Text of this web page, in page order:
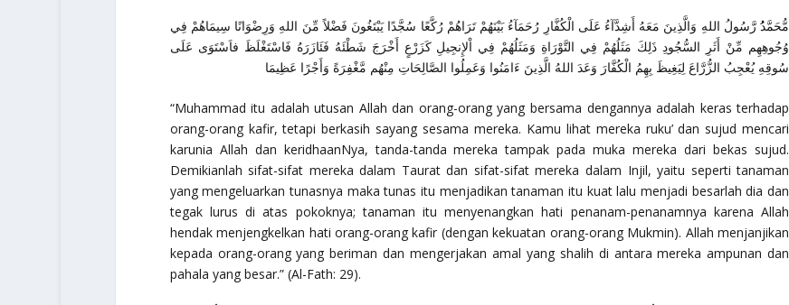
مُّحَمَّدُُ رَّسُولُ اللهِ وَالَّذِينَ مَعَهُ أَشِدَّآءُ عَلَى الْكُفَّارِ رُحَمَآءُ بَيْنَهُمْ تَرَاهُمْ رُكَّعًا سُجَّدًا يَبْتَغُونَ فَضْلاً مِّنَ اللهِ وَرِضْوَانًا سِيمَاهُمْ فِي
وُجُوهِهِم مِّنْ أَثَرِ السُّجُودِ ذَلِكَ مَثَلُهُمْ فِي التَّوْرَاةِ وَمَثَلُهُمْ فِي اْلإِنجِيلِ كَزَرْعٍ أَخْرَجَ شَطْئَهُ فَئَازَرَهُ فَاسْتَغْلَظَ فاَسْتَوَى عَلَى
سُوقِهِ يُعْجِبُ الزُّرَّاعَ لِيَغِيظَ بِهِمُ الْكُفَّارَ وَعَدَ اللهُ الَّذِينَ ءَامَنُوا وَعَمِلُوا الصَّالِحَاتِ مِنْهُم مَّغْفِرَةً وَأَجْرًا عَظِيمَا
“Muhammad itu adalah utusan Allah dan orang-orang yang bersama dengannya adalah keras terhadap
orang-orang kafir, tetapi berkasih sayang sesama mereka. Kamu lihat mereka ruku’ dan sujud mencari
karunia Allah dan keridhaanNya, tanda-tanda mereka tampak pada muka mereka dari bekas sujud.
Demikianlah sifat-sifat mereka dalam Taurat dan sifat-sifat mereka dalam Injil, yaitu seperti tanaman
yang mengeluarkan tunasnya maka tunas itu menjadikan tanaman itu kuat lalu menjadi besarlah dia dan
tegak lurus di atas pokoknya; tanaman itu menyenangkan hati penanam-penanamnya karena Allah
hendak menjengkelkan hati orang-orang kafir (dengan kekuatan orang-orang Mukmin). Allah menjanjikan
kepada orang-orang yang beriman dan mengerjakan amal yang shalih di antara mereka ampunan dan
pahala yang besar.”(Al-Fath: 29).